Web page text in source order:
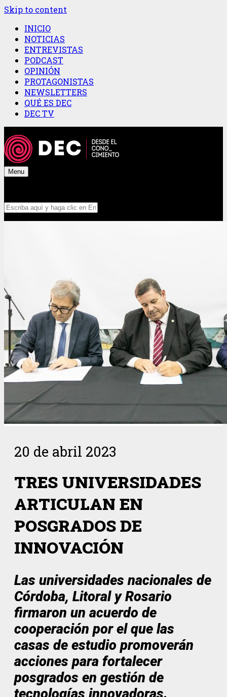
Skip to content
INICIO
NOTICIAS
ENTREVISTAS
PODCAST
OPINIÓN
PROTAGONISTAS
NEWSLETTERS
QUÉ ES DEC
DEC TV
Menu
20 de abril 2023
TRES UNIVERSIDADES
ARTICULAN EN
POSGRADOS DE
INNOVACIÓN
Las universidades nacionales de
Córdoba, Litoral y Rosario
firmaron un acuerdo de
cooperación por el que las
casas de estudio promoverán
acciones para fortalecer
posgrados en gestión de